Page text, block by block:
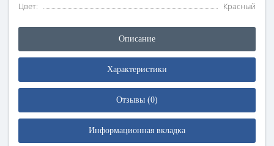
Цвет:
Красный
Описание
Характеристики
Отзывы (0)
Информационная вкладка